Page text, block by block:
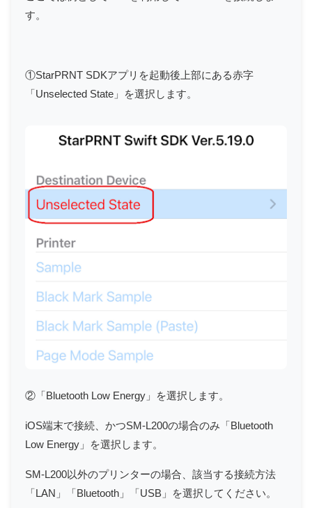
す。
①StarPRNT SDKアプリを起動後上部にある赤字
「Unselected State」を選択します。
②「Bluetooth Low Energy」を選択します。
iOS端末で接続、かつSM-L200の場合のみ「Bluetooth
Low Energy」を選択します。
SM-L200以外のプリンターの場合、該当する接続方法
「LAN」「Bluetooth」「USB」を選択してください。